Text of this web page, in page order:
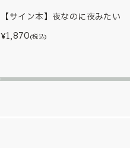
【サイン本】夜なのに夜みたい
¥1,870(税込)